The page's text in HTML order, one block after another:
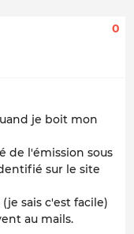
0
je boit mon
de l'émission sous
sur le site
sais c'est facile)
au mails.